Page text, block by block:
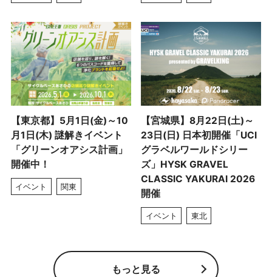
【東京都】5月1日(金)～10
月1日(木) 謎解きイベント
「グリーンオアシス計画」
開催中！
イベント 関東
【宮城県】8月22日(土)～
23日(日) 日本初開催「UCI
グラベルワールドシリー
ズ」HYSK GRAVEL
CLASSIC YAKURAI 2026
開催
イベント 東北
もっと見る